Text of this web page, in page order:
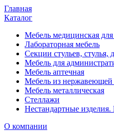
Главная
Каталог
Мебель медицинская
Лабораторная мебель
Секции стульев, стулья,
Мебель для
Мебель аптечная
Мебель из нержавеющей
Мебель металлическая
Стеллажи
Нестандартные
О компании